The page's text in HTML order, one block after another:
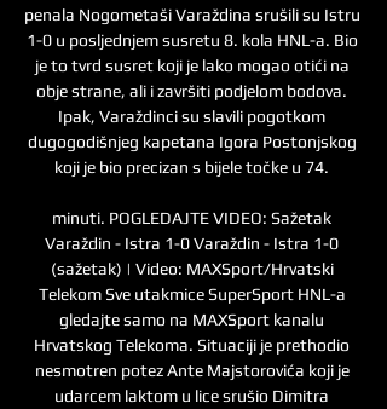
penala Nogometaši Varaždina srušili su Istru
1-0 u posljednjem susretu 8. kola HNL-a. Bio
je to tvrd susret koji je lako mogao otići na
obje strane, ali i završiti podjelom bodova.
Ipak, Varaždinci su slavili pogotkom
dugogodišnjeg kapetana Igora Postonjskog
koji je bio precizan s bijele točke u 74.
minuti. POGLEDAJTE VIDEO: Sažetak
Varaždin - Istra 1-0 Varaždin - Istra 1-0
(sažetak) | Video: MAXSport/Hrvatski
Telekom Sve utakmice SuperSport HNL-a
gledajte samo na MAXSport kanalu
Hrvatskog Telekoma. Situaciji je prethodio
nesmotren potez Ante Majstorovića koji je
udarcem laktom u lice srušio Dimitra